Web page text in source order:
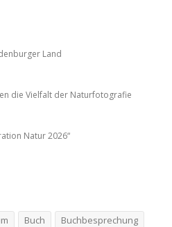
Land
die Vielfalt der Naturfotografie
Natur 2026“
Buch
Buchbesprechung